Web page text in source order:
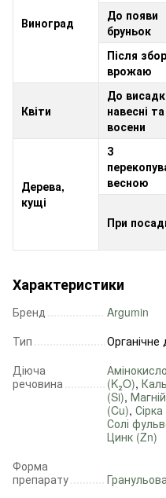
Виноград
До появи
бруньок
Після
врожаю
Квіти
До
навесні та
восени
Дерева,
кущі
З
весною
При
Характеристики
Бренд
Argumin
Тип
Органічне
Діюча
речовина
(K₂O),
(Si),
(Cu),
Солі
Цинк (Zn)
Форма
препарату